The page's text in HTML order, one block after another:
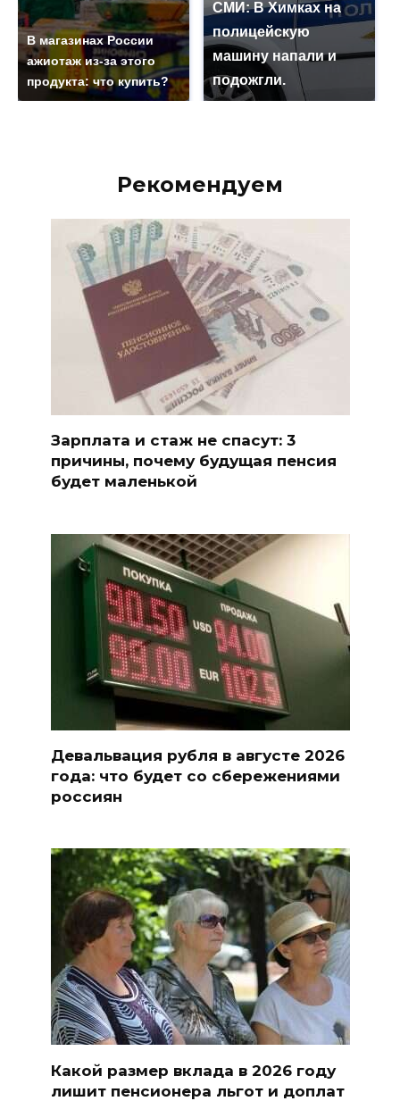
В магазинах России
ажиотаж из-за этого
продукта: что купить?
СМИ: В Химках на
полицейскую
машину напали и
подожгли.
Рекомендуем
Зарплата и стаж не спасут: 3
причины, почему будущая пенсия
будет маленькой
Девальвация рубля в августе 2026
года: что будет со сбережениями
россиян
Какой размер вклада в 2026 году
лишит пенсионера льгот и доплат